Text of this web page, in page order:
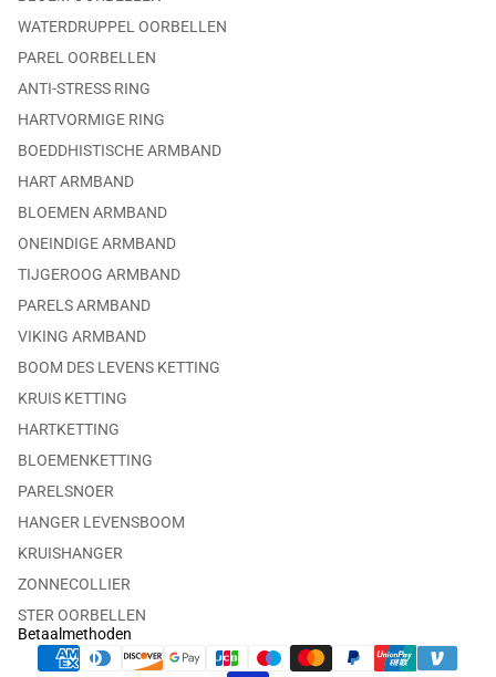
WATERDRUPPEL OORBELLEN
PAREL OORBELLEN
ANTI-STRESS RING
HARTVORMIGE RING
BOEDDHISTISCHE ARMBAND
HART ARMBAND
BLOEMEN ARMBAND
ONEINDIGE ARMBAND
TIJGEROOG ARMBAND
PARELS ARMBAND
VIKING ARMBAND
BOOM DES LEVENS KETTING
KRUIS KETTING
HARTKETTING
BLOEMENKETTING
PARELSNOER
HANGER LEVENSBOOM
KRUISHANGER
ZONNECOLLIER
STER OORBELLEN
Betaalmethoden